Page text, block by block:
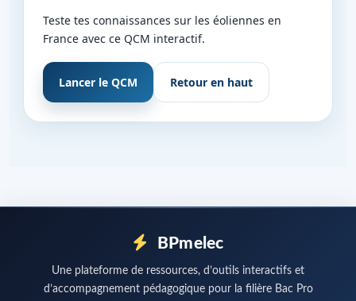
Teste tes connaissances sur les éoliennes en
France avec ce QCM interactif.
Lancer le QCM Retour en haut
BPmelec
Une plateforme de ressources, d’outils interactifs et
d’accompagnement pédagogique pour la filière Bac Pro